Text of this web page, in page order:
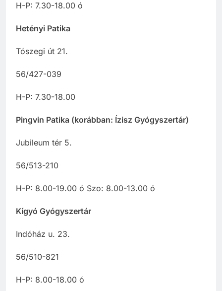
H-P: 7.30-18.00 ó
Hetényi Patika
Tószegi út 21.
56/427-039
H-P: 7.30-18.00
Pingvin Patika (korábban: Ízisz Gyógyszertár)
Jubileum tér 5.
56/513-210
H-P: 8.00-19.00 ó Szo: 8.00-13.00 ó
Kígyó Gyógyszertár
Indóház u. 23.
56/510-821
H-P: 8.00-18.00 ó